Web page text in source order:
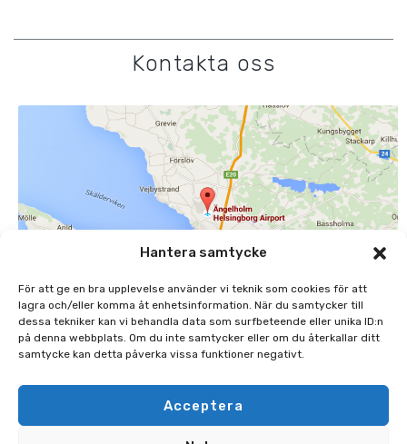
Hantera samtycke
För att ge en bra upplevelse använder vi teknik som cookies för att
lagra och/eller komma åt enhetsinformation. När du samtycker till
dessa tekniker kan vi behandla data som surfbeteende eller unika ID:n
på denna webbplats. Om du inte samtycker eller om du återkallar ditt
samtycke kan detta påverka vissa funktioner negativt.
Acceptera
Kontakta oss
ÄNGELHOLMS FLYGPLATS AB
MARGRETETORPSVÄGEN 445, 262 91 ÄNGELHOLM
0431-48 45 00